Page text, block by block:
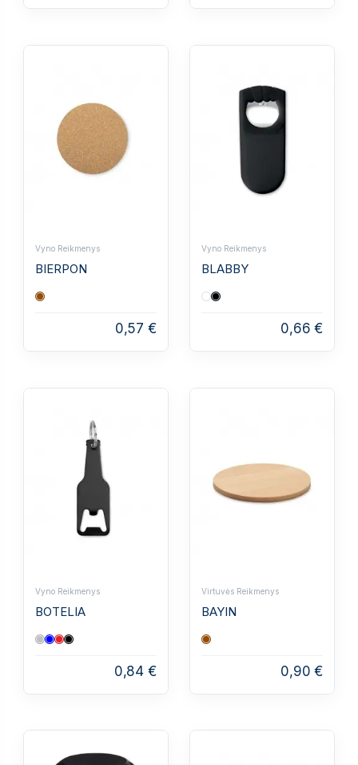
Vyno Reikmenys
BIERPON
0,57 €
Vyno Reikmenys
BLABBY
0,66 €
Vyno Reikmenys
BOTELIA
0,84 €
Virtuvės Reikmenys
BAYIN
0,90 €